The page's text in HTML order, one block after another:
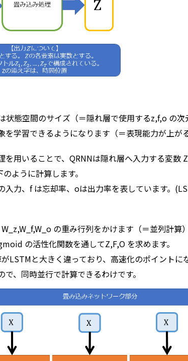
状態空間のサイズ（＝隠れ層で使用するz,f,o の次
を学習できるようになります（＝表現能力が上が
を用いることで、QRNNは隠れ層へ入力する変数
ように計算します。
力、f は忘却率、oは出力率を表しています。
の重み行列をかけます（＝並列計算）
の活性化関数を通してZ,F,O を求めます。
LSTMと大きく違っており、高速化のポイントに
、同時並行で計算できるわけです。